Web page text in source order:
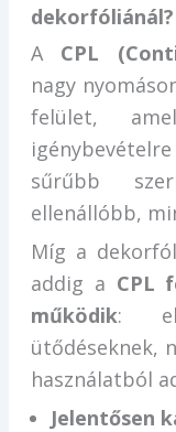
dekorfóliánál?
A CPL
nagy
felület,
sűrűbb
ellenállóbb,
Míg a
addig a CPL
működik:
ütődéseknek,
használatból
Jelentősen